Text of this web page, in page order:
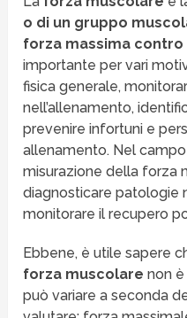
o di un gruppo
forza massima
importante per vari
fisica generale,
nell’allenamento,
prevenire infortuni e
allenamento. Nel
misurazione della forza
diagnosticare patologie
monitorare il recupero
Ebbene, è utile sapere
forza muscolare non
può variare a seconda